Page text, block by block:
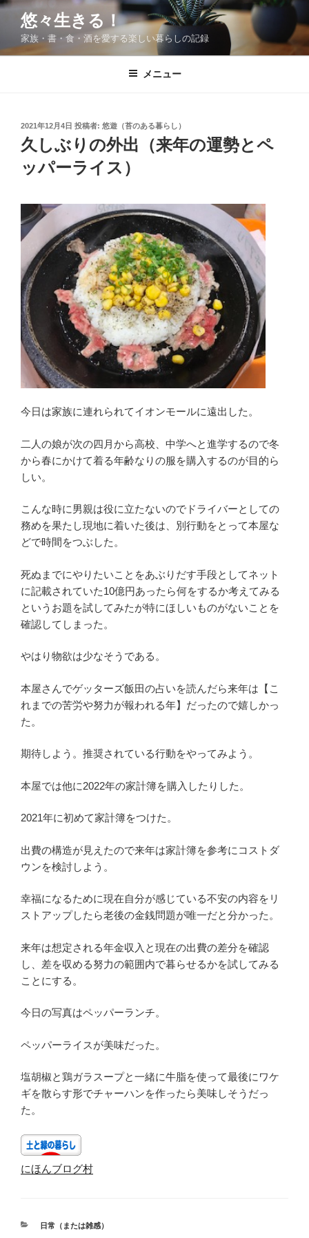
コ
ン
悠々生きる！
家族・書・食・酒を愛する楽しい暮らしの記録
メニュー
投
稿
日:
2021年12月4日 投稿者: 悠遊（苔のある暮らし）
久しぶりの外出（来年の運勢とペ
ッパーライス）
今日は家族に連れられてイオンモールに遠出した。
二人の娘が次の四月から高校、中学へと進学するので冬
から春にかけて着る年齢なりの服を購入するのが目的ら
しい。
こんな時に男親は役に立たないのでドライバーとしての
務めを果たし現地に着いた後は、別行動をとって本屋な
どで時間をつぶした。
死ぬまでにやりたいことをあぶりだす手段としてネット
に記載されていた10億円あったら何をするか考えてみる
というお題を試してみたが特にほしいものがないことを
確認してしまった。
やはり物欲は少なそうである。
本屋さんでゲッターズ飯田の占いを読んだら来年は【こ
れまでの苦労や努力が報われる年】だったので嬉しかっ
た。
期待しよう。推奨されている行動をやってみよう。
本屋では他に2022年の家計簿を購入したりした。
2021年に初めて家計簿をつけた。
出費の構造が見えたので来年は家計簿を参考にコストダ
ウンを検討しよう。
幸福になるために現在自分が感じている不安の内容をリ
ストアップしたら老後の金銭問題が唯一だと分かった。
来年は想定される年金収入と現在の出費の差分を確認
し、差を収める努力の範囲内で暮らせるかを試してみる
ことにする。
今日の写真はペッパーランチ。
ペッパーライスが美味だった。
塩胡椒と鶏ガラスープと一緒に牛脂を使って最後にワケ
ギを散らす形でチャーハンを作ったら美味しそうだっ
た。
にほんブログ村
カ
日常（または雑感）